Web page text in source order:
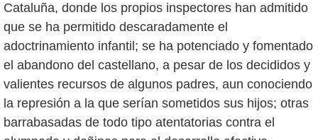
Cataluña, donde los propios inspectores han admitido
que se ha permitido descaradamente el
adoctrinamiento infantil; se ha potenciado y fomentado
el abandono del castellano, a pesar de los decididos y
valientes recursos de algunos padres, aun conociendo
la represión a la que serían sometidos sus hijos; otras
barrabasadas de todo tipo atentatorias contra el